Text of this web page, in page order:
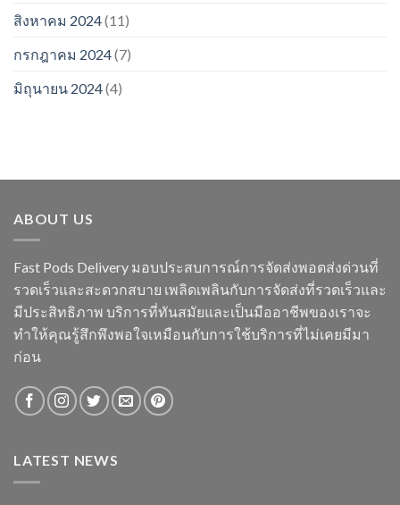
สิงหาคม 2024(11)
กรกฎาคม 2024(7)
มิถุนายน 2024(4)
ABOUT US
Fast Pods Delivery มอบประสบการณ์การจัดส่งพอตส่งด่วนที่
รวดเร็วและสะดวกสบาย เพลิดเพลินกับการจัดส่งที่รวดเร็วและ
มีประสิทธิภาพ บริการที่ทันสมัยและเป็นมืออาชีพของเราจะ
ทำให้คุณรู้สึกพึงพอใจเหมือนกับการใช้บริการที่ไม่เคยมีมา
ก่อน
LATEST NEWS